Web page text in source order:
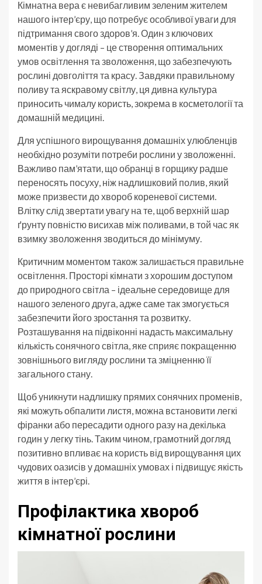
Кімнатна вера є невибагливим зеленим жителем
нашого інтер’єру, що потребує особливої уваги для
підтримання свого здоров’я. Один з ключових
моментів у догляді – це створення оптимальних
умов освітлення та зволоження, що забезпечують
рослині довголіття та красу. Завдяки правильному
поливу та яскравому світлу, ця дивна культура
приносить чималу користь, зокрема в косметології та
домашній медицині.
Для успішного вирощування домашніх улюбленців
необхідно розуміти потреби рослини у зволоженні.
Важливо пам’ятати, що обранці в горщику радше
переносять посуху, ніж надлишковий полив, який
може призвести до хвороб кореневої системи.
Влітку слід звертати увагу на те, щоб верхній шар
ґрунту повністю висихав між поливами, в той час як
взимку зволоження зводиться до мінімуму.
Критичним моментом також залишається правильне
освітлення. Просторі кімнати з хорошим доступом
до природного світла – ідеальне середовище для
нашого зеленого друга, адже саме так змогується
забезпечити його зростання та розвитку.
Розташування на підвіконні надасть максимальну
кількість сонячного світла, яке сприяє покращенню
зовнішнього вигляду рослини та зміцненню її
загального стану.
Щоб уникнути надлишку прямих сонячних променів,
які можуть обпалити листя, можна встановити легкі
фіранки або пересадити одного разу на декілька
годин у легку тінь. Таким чином, грамотний догляд
позитивно впливає на користь від вирощування цих
чудових оазисів у домашніх умовах і підвищує якість
життя в інтер’єрі.
Профілактика хвороб
кімнатної рослини